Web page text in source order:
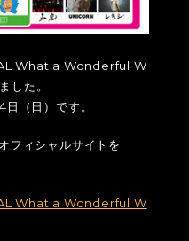
What a Wonderful W
した。
（日）です。
フィシャルサイトを
What a Wonderful W